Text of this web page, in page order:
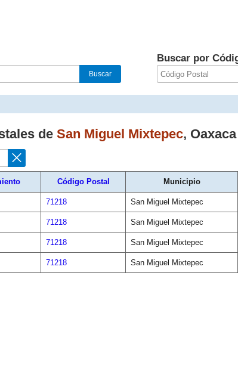
Buscar por
de San Miguel Mixtepec, Oaxaca
Código Postal Municipio
71218 San Miguel Mixtepec
71218 San Miguel Mixtepec
71218 San Miguel Mixtepec
71218 San Miguel Mixtepec